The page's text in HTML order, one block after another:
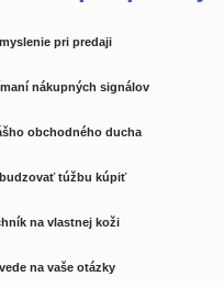
pri predaji
nákupných signálov
obchodného ducha
túžbu kúpiť
na vlastnej koži
na vaše otázky